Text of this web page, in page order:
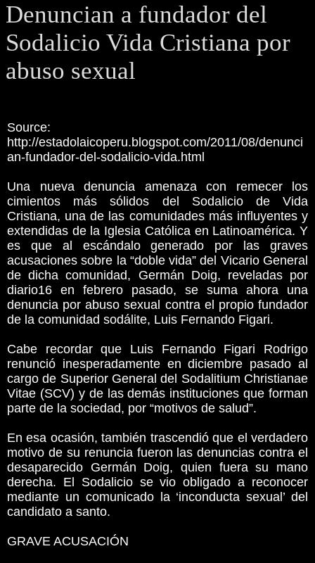
Denuncian a fundador del
Sodalicio Vida Cristiana por
abuso sexual
Source:
http://estadolaicoperu.blogspot.com/2011/08/denunci
an-fundador-del-sodalicio-vida.html
Una nueva denuncia amenaza con remecer los
cimientos más sólidos del Sodalicio de Vida
Cristiana, una de las comunidades más influyentes y
extendidas de la Iglesia Católica en Latinoamérica. Y
es que al escándalo generado por las graves
acusaciones sobre la “doble vida” del Vicario General
de dicha comunidad, Germán Doig, reveladas por
diario16 en febrero pasado, se suma ahora una
denuncia por abuso sexual contra el propio fundador
de la comunidad sodálite, Luis Fernando Figari.
Cabe recordar que Luis Fernando Figari Rodrigo
renunció inesperadamente en diciembre pasado al
cargo de Superior General del Sodalitium Christianae
Vitae (SCV) y de las demás instituciones que forman
parte de la sociedad, por “motivos de salud”.
En esa ocasión, también trascendió que el verdadero
motivo de su renuncia fueron las denuncias contra el
desaparecido Germán Doig, quien fuera su mano
derecha. El Sodalicio se vio obligado a reconocer
mediante un comunicado la ‘inconducta sexual’ del
candidato a santo.
GRAVE ACUSACIÓN